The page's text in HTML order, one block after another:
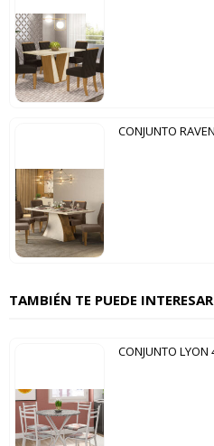
TAMBIÉN TE PUEDE INTERESAR